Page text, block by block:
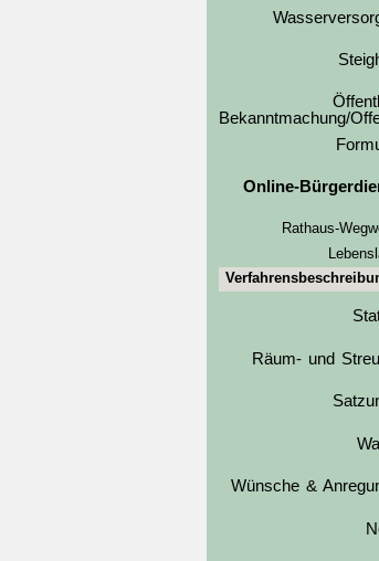
Bekanntmachung/
Online-
Rathaus-
Räum- und
Wünsche &